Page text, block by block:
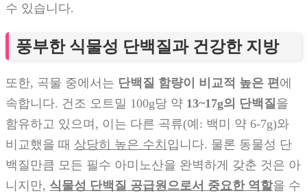
수 있습니다.
풍부한 식물성 단백질과 건강한 지방
또한, 곡물 중에서는 단백질 함량이 비교적 높은 편 에
속합니다. 건조 오트밀 100g당 약 13~17g의 단백질 을
함유하고 있으며, 이는 다른 곡류(예: 백미 약 6-7g)와
비교했을 때 상당히 높은 수치 입니다. 물론 동물성 단
백질만큼 모든 필수 아미노산을 완벽하게 갖춘 것은 아
니지만, 식물성 단백질 공급원으로서 중요한 역할을 수